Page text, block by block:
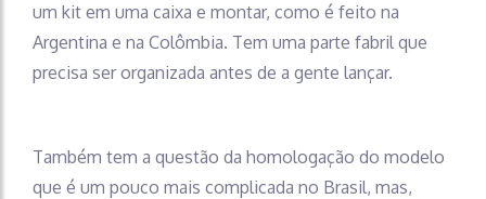
um kit em uma caixa e montar, como é feito na
Argentina e na Colômbia. Tem uma parte fabril que
precisa ser organizada antes de a gente lançar.
Também tem a questão da homologação do modelo
que é um pouco mais complicada no Brasil, mas,